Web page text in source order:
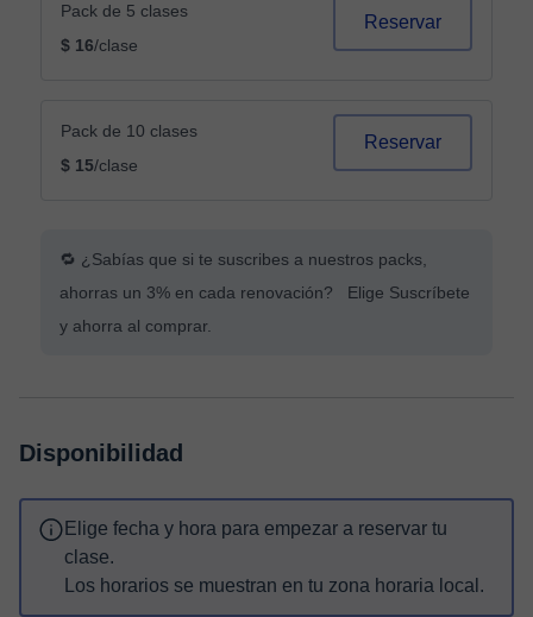
Pack de 5 clases
$ 16/clase
Reservar
Pack de 10 clases
$ 15/clase
Reservar
🔁 ¿Sabías que si te suscribes a nuestros packs,
ahorras un 3% en cada renovación? Elige Suscríbete
y ahorra al comprar.
Disponibilidad
Elige fecha y hora para empezar a reservar tu
clase.
Los horarios se muestran en tu zona horaria local.